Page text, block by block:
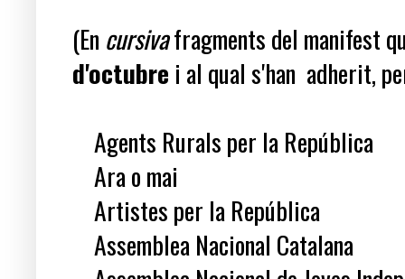
(En cursivafragments del manifest
d'octubre i al qual s'han adherit,
Agents Rurals per la República
Ara o mai
Artistes per la República
Assemblea Nacional Catalana